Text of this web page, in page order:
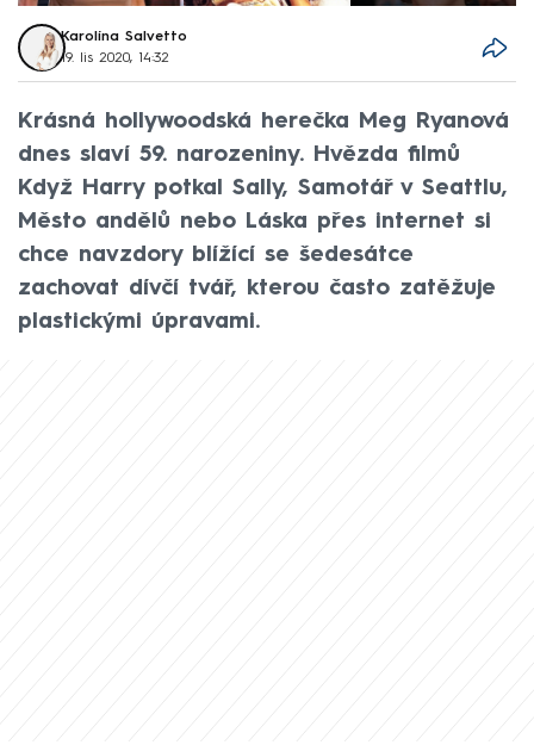
Karolína Salvetto
19. lis 2020, 14:32
Krásná hollywoodská herečka Meg Ryanová
dnes slaví 59. narozeniny. Hvězda filmů
Když Harry potkal Sally, Samotář v Seattlu,
Město andělů nebo Láska přes internet si
chce navzdory blížící se šedesátce
zachovat dívčí tvář, kterou často zatěžuje
plastickými úpravami.